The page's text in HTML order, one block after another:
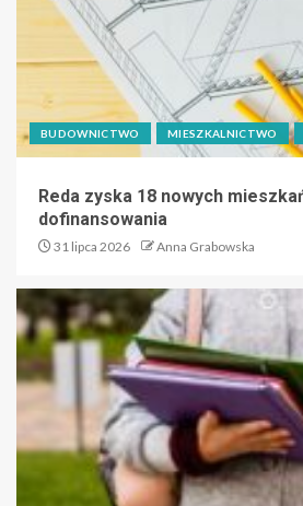
BUDOWNICTWO MIESZKALNICTWO
Reda zyska 18 nowych
dofinansowania
31 lipca 2026 Anna Grabowska